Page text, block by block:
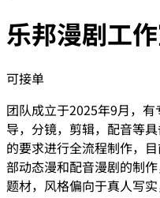
乐邦漫剧工
可接单
团队成立于2025年9月，
导，分镜，剪辑，配音等
的要求进行全流程制作，
部动态漫和配音漫剧的制
题材，风格偏向于真人写实